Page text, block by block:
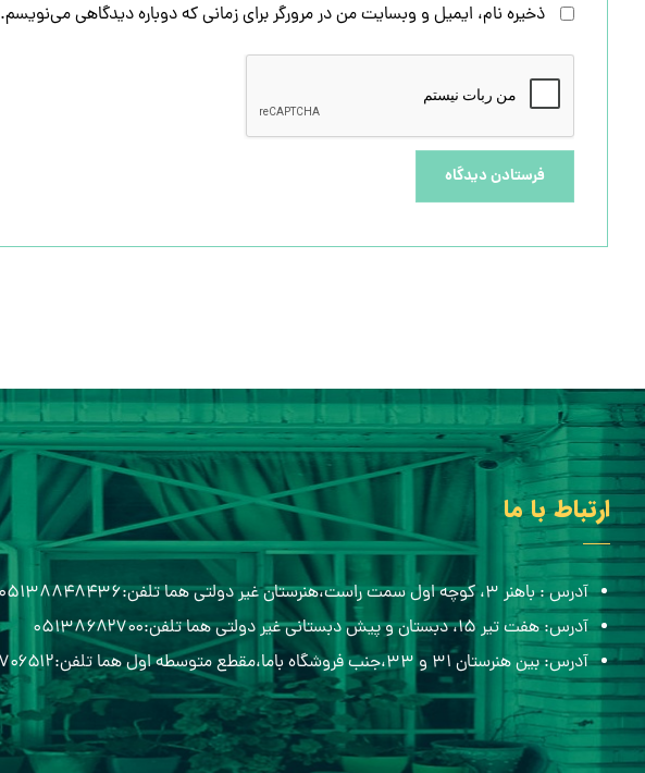
ذخیره نام، ایمیل و وبسایت من در مرورگر برای زمانی که دوباره دیدگاهی می‌نویسم.
فرستادن دیدگاه
ارتباط با ما
آدرس : باهنر ۳، کوچه اول سمت راست،هنرستان غیر دولتی هما تلفن:۰۵۱۳۸۸۴۸۴۳۶
آدرس: هفت تیر ۱۵، دبستان و پیش دبستانی غیر دولتی هما تلفن:۰۵۱۳۸۶۸۲۷۰۰
آدرس: بین هنرستان ۳۱ و ۳۳،جنب فروشگاه باما،مقطع متوسطه اول هما تلفن:۰۹۱۵۷۷۰۶۵۱۲